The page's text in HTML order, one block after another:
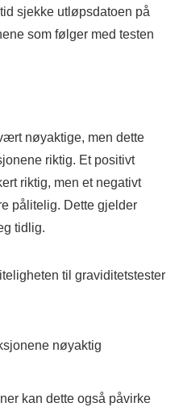
sjekke utløpsdatoen på
som følger med testen
nøyaktige, men dette
riktig. Et positivt
riktig, men et negativt
pålitelig. Dette gjelder
tidlig.
til graviditetstester
nøyaktig
kan dette også påvirke